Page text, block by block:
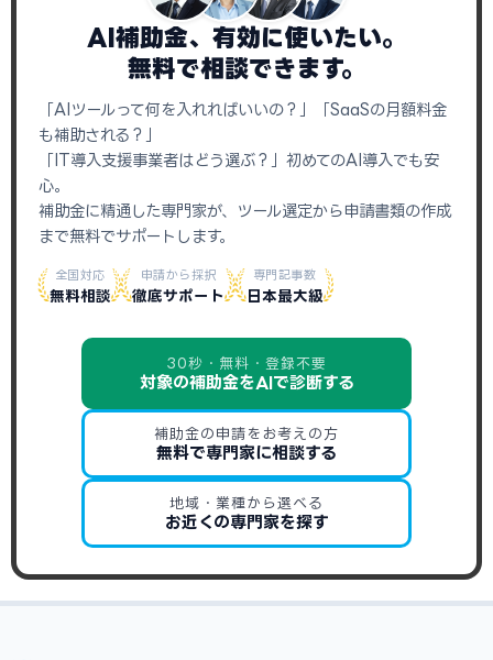
AI補助金、有効に使いたい。
無料で相談できます。
「AIツールって何を入れればいいの？」「SaaSの月額料金
も補助される？」
「IT導入支援事業者はどう選ぶ？」初めてのAI導入でも安
心。
補助金に精通した専門家が、ツール選定から申請書類の作成
まで無料でサポートします。
全国対応
無料相談
申請から採択
徹底サポート
専門記事数
日本最大級
30秒・無料・登録不要
対象の補助金をAIで診断する
補助金の申請をお考えの方
無料で専門家に相談する
地域・業種から選べる
お近くの専門家を探す